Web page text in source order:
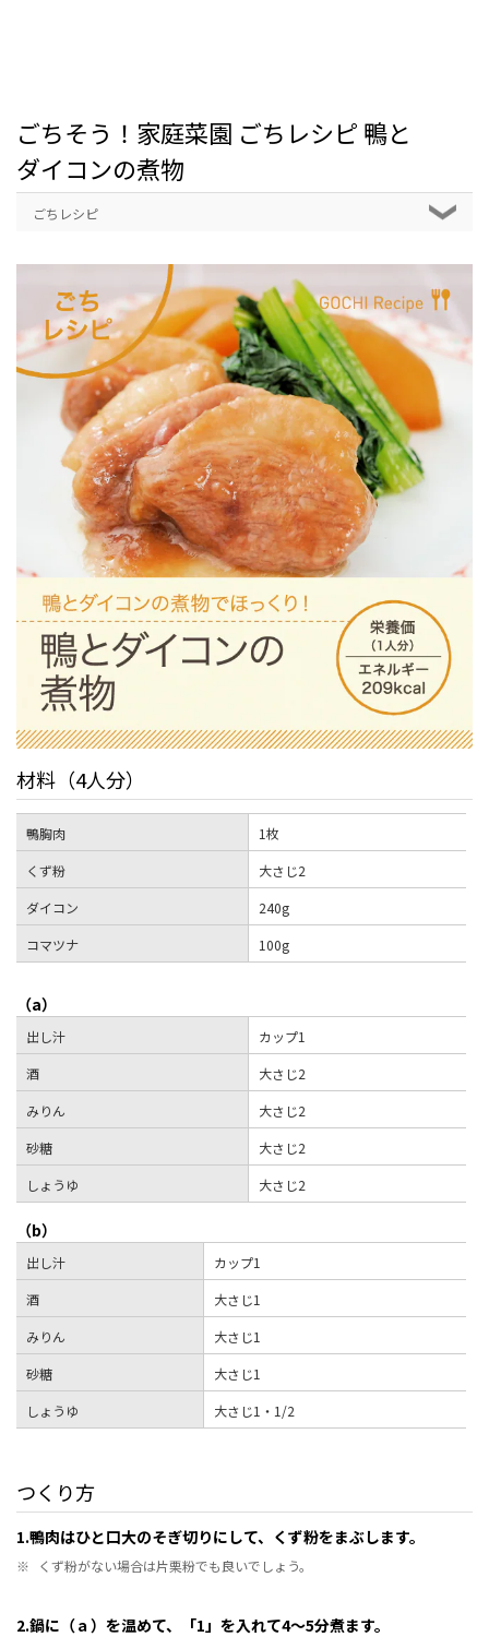
ごちそう！家庭菜園 ごちレシピ 鴨と
ダイコンの煮物
ごちレシピ
材料（4人分）
鴨胸肉
1枚
くず粉
大さじ2
ダイコン
240g
コマツナ
100g
（a）
出し汁
カップ1
酒
大さじ2
みりん
大さじ2
砂糖
大さじ2
しょうゆ
大さじ2
（b）
出し汁
カップ1
酒
大さじ1
みりん
大さじ1
砂糖
大さじ1
しょうゆ
大さじ1・1/2
つくり方
1.鴨肉はひと口大のそぎ切りにして、くず粉をまぶします。
※ くず粉がない場合は片栗粉でも良いでしょう。
2.鍋に（ａ）を温めて、「1」を入れて4～5分煮ます。